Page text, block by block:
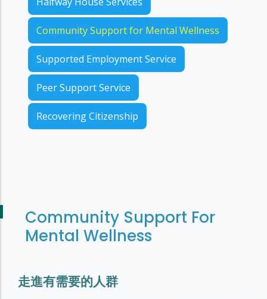
Community Support for Mental Wellness
Supported Employment Service
Peer Support Service
Recovering Citizenship
Community Support For
Mental Wellness
走進有需要的人群